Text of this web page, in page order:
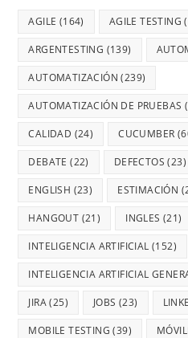
AGILE (164) AGILE TESTING
ARGENTESTING (139)
AUTOMATIZACIÓN (239)
AUTOMATIZACIÓN DE PRUEBAS
CALIDAD (24) CUCUMBER
DEBATE (22) DEFECTOS (23)
ENGLISH (23) ESTIMACIÓN
HANGOUT (21) INGLES (21)
INTELIGENCIA ARTIFICIAL (152)
INTELIGENCIA ARTIFICIAL
JIRA(25) JOBS (23)
MOBILE TESTING (39)